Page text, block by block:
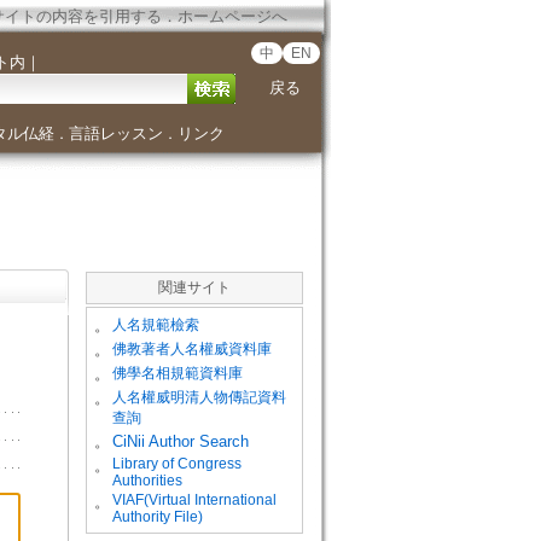
イトの内容を引用する．ホームページへ
内 ｜ 中 EN
戻る
ル仏経． 言語レッスン ． リンク
関連サイト
。 人名規範檢索
。 佛教著者人名權威資料庫
。 佛學名相規範資料庫
。
人名權威明清人物傳記資料
查詢
。
CiNii Author Search
。
Library of Congress
Authorities
。
VIAF(Virtual International
Authority File)